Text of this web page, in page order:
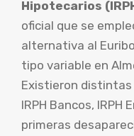
Hipotecarios
oficial que se
alternativa al
tipo variable en
Existieron distintas
IRPH Bancos, IRPH
primeras